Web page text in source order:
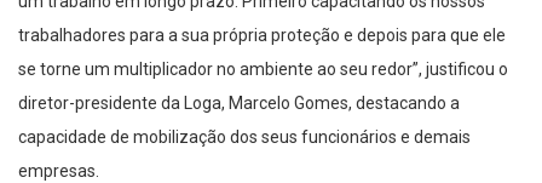
trabalhadores para a sua própria proteção e depois para que ele
se torne um multiplicador no ambiente ao seu redor”, justificou o
diretor-presidente da Loga, Marcelo Gomes, destacando a
capacidade de mobilização dos seus funcionários e demais
empresas.